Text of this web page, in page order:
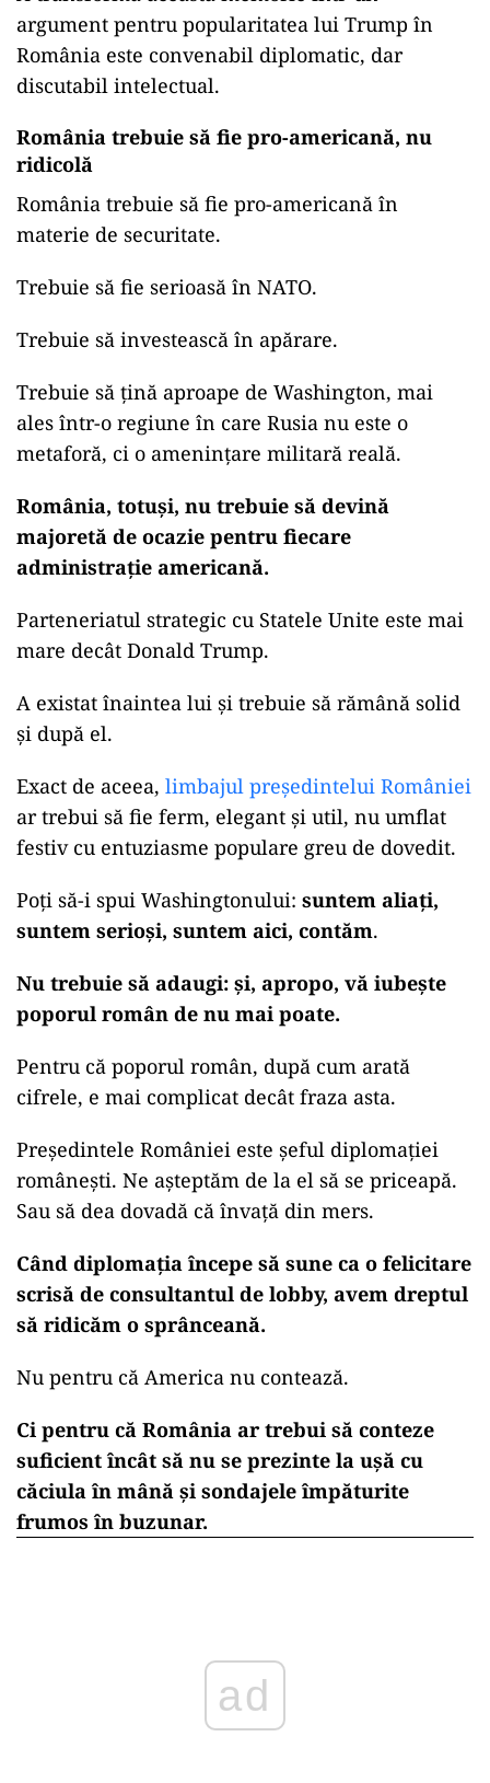
argument pentru popularitatea lui Trump în
România este convenabil diplomatic, dar
discutabil intelectual.
România trebuie să fie pro-americană, nu
ridicolă
România trebuie să fie pro-americană în
materie de securitate.
Trebuie să fie serioasă în NATO.
Trebuie să investească în apărare.
Trebuie să țină aproape de Washington, mai
ales într-o regiune în care Rusia nu este o
metaforă, ci o amenințare militară reală.
România, totuși, nu trebuie să devină
majoretă de ocazie pentru fiecare
administrație americană.
Parteneriatul strategic cu Statele Unite este mai
mare decât Donald Trump.
A existat înaintea lui și trebuie să rămână solid
și după el.
Exact de aceea, limbajul președintelui României
ar trebui să fie ferm, elegant și util, nu umflat
festiv cu entuziasme populare greu de dovedit.
Poți să-i spui Washingtonului: suntem aliați,
suntem serioși, suntem aici, contăm.
Nu trebuie să adaugi: și, apropo, vă iubește
poporul român de nu mai poate.
Pentru că poporul român, după cum arată
cifrele, e mai complicat decât fraza asta.
Președintele României este șeful diplomației
românești. Ne așteptăm de la el să se priceapă.
Sau să dea dovadă că învață din mers.
Când diplomația începe să sune ca o felicitare
scrisă de consultantul de lobby, avem dreptul
să ridicăm o sprânceană.
Nu pentru că America nu contează.
Ci pentru că România ar trebui să conteze
suficient încât să nu se prezinte la ușă cu
căciula în mână și sondajele împăturite
frumos în buzunar.
ad